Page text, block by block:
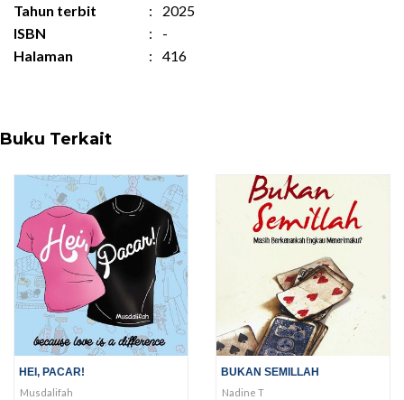
Tahun terbit
:
2025
ISBN
:
-
Halaman
: 416
Buku Terkait
HEI, PACAR!
Musdalifah
BUKAN SEMILLAH
Nadine T